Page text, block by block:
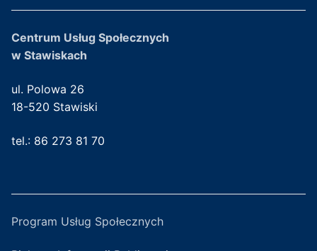
Centrum Usług Społecznych
w Stawiskach
ul. Polowa 26
18-520 Stawiski
tel.: 86 273 81 70
Program Usług Społecznych